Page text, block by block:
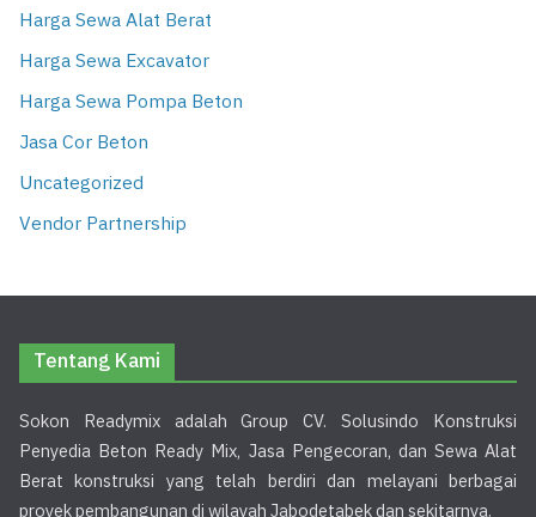
Harga Sewa Alat Berat
Harga Sewa Excavator
Harga Sewa Pompa Beton
Jasa Cor Beton
Uncategorized
Vendor Partnership
Tentang Kami
Sokon Readymix adalah Group CV. Solusindo Konstruksi
Penyedia Beton Ready Mix, Jasa Pengecoran, dan Sewa Alat
Berat konstruksi yang telah berdiri dan melayani berbagai
proyek pembangunan di wilayah Jabodetabek dan sekitarnya.